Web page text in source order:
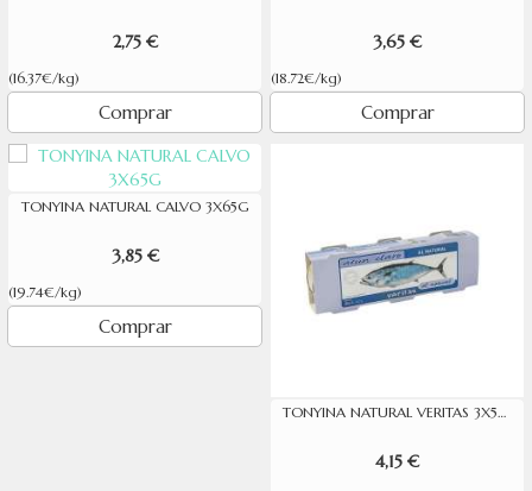
2,75 €
(16.37€/kg)
Comprar
3,65 €
(18.72€/kg)
Comprar
TONYINA NATURAL CALVO 3X65G
3,85 €
(19.74€/kg)
Comprar
TONYINA NATURAL VERITAS 3X56G
4,15 €